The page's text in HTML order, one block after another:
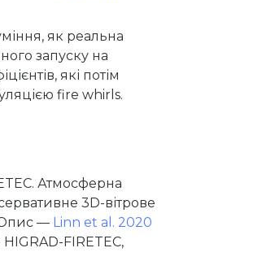
як реальна
запуску на
які потім
fire whirls.
Атмосферна
3D-вітрове
Опис — Linn et al. 2020
FIRETEC,